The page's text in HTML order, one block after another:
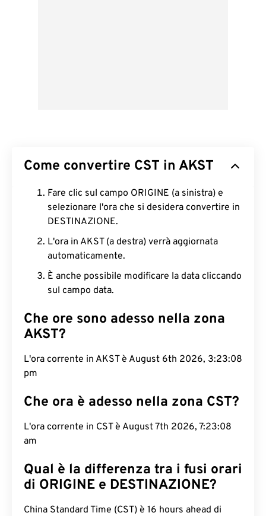
Come convertire CST in AKST
Fare clic sul campo ORIGINE (a sinistra) e
selezionare l'ora che si desidera convertire in
DESTINAZIONE.
L'ora in AKST (a destra) verrà aggiornata
automaticamente.
È anche possibile modificare la data cliccando
sul campo data.
Che ore sono adesso nella zona
AKST?
L'ora corrente in AKST è August 6th 2026, 3:23:09
pm
Che ora è adesso nella zona CST?
L'ora corrente in CST è August 7th 2026, 7:23:09
am
Qual è la differenza tra i fusi orari
di ORIGINE e DESTINAZIONE?
China Standard Time (CST) è 16 hours ahead di